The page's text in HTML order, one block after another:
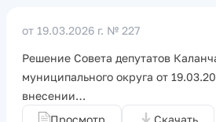
от 19.03.2026 г. № 227
Решение Совета депутатов
муниципального округа от
внесении…
Просмотр
Скачать